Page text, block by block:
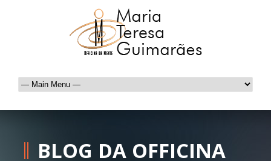
BLOG DA OFFICINA